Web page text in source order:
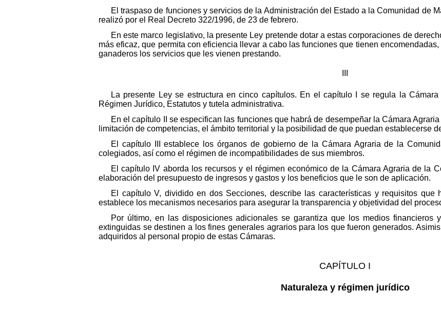
El traspaso de funciones y servicios de la Administración del Estado a la Comunidad de
realizó por el Real Decreto 322/1996, de 23 de febrero.
En este marco legislativo, la presente Ley pretende dotar a estas corporaciones de
más eficaz, que permita con eficiencia llevar a cabo las funciones que tienen
ganaderos los servicios que les vienen prestando.
La presente Ley se estructura en cinco capítulos. En el capítulo I se regula la
Régimen Jurídico, Estatutos y tutela administrativa.
En el capítulo II se especifican las funciones que habrá de desempeñar la Cámara
limitación de competencias, el ámbito territorial y la posibilidad de que puedan establecerse
El capítulo III establece los órganos de gobierno de la Cámara Agraria de la
colegiados, así como el régimen de incompatibilidades de sus miembros.
El capítulo IV aborda los recursos y el régimen económico de la Cámara Agraria de la
elaboración del presupuesto de ingresos y gastos y los beneficios que le son de aplicación.
El capítulo V, dividido en dos Secciones, describe las características y requisitos
establece los mecanismos necesarios para asegurar la transparencia y objetividad del
Por último, en las disposiciones adicionales se garantiza que los medios financieros
extinguidas se destinen a los fines generales agrarios para los que fueron generados.
adquiridos al personal propio de estas Cámaras.
CAPÍTULO I
Naturaleza y régimen jurídico